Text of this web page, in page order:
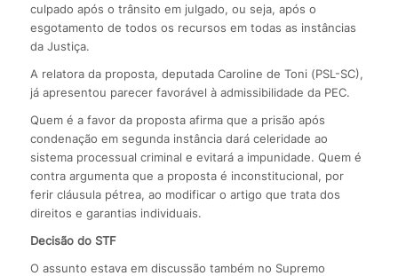
culpado após o trânsito em julgado, ou seja, após o
esgotamento de todos os recursos em todas as instâncias
da Justiça.
A relatora da proposta, deputada Caroline de Toni (PSL-SC),
já apresentou parecer favorável à admissibilidade da PEC.
Quem é a favor da proposta afirma que a prisão após
condenação em segunda instância dará celeridade ao
sistema processual criminal e evitará a impunidade. Quem é
contra argumenta que a proposta é inconstitucional, por
ferir cláusula pétrea, ao modificar o artigo que trata dos
direitos e garantias individuais.
Decisão do STF
O assunto estava em discussão também no Supremo